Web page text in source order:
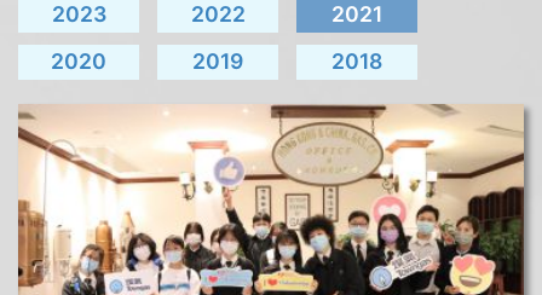
2023
2022
2021
2020
2019 2018